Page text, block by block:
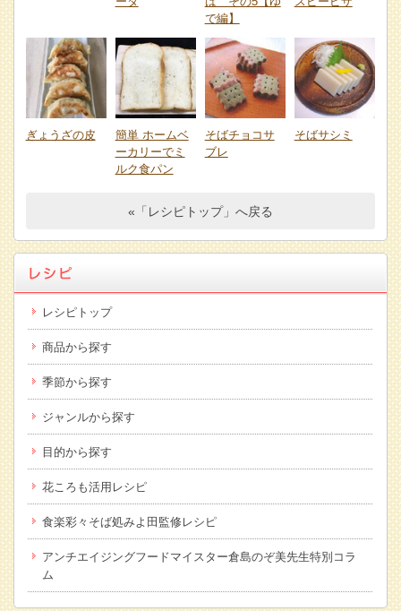
で編】
ぎょうざの皮
簡単 ホームベ
ーカリーでミ
ルク食パン
そばチョコサ
ブレ
そばサシミ
«「レシピトップ」へ戻る
レシピトップ
商品から探す
季節から探す
ジャンルから探す
目的から探す
花ころも活用レシピ
食楽彩々そば処みよ田監修レシピ
アンチエイジングフードマイスター倉島のぞ美先生特別コラ
ム